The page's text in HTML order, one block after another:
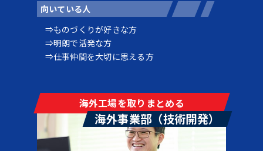
向いている人
ものづくりが好きな方
明朗で活発な方
仕事仲間を大切に思える方
海外工場を取りまとめる
海外事業部（技術開発）